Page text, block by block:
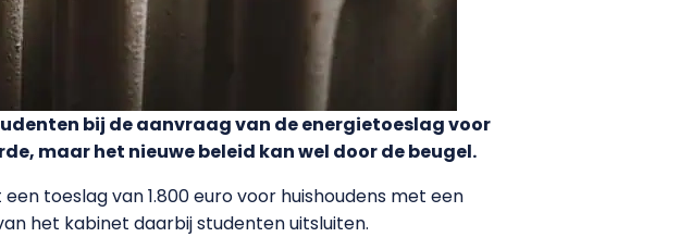
bij de aanvraag van de energietoeslag voor
maar het nieuwe beleid kan wel door de beugel.
toeslag van 1.800 euro voor huishoudens met een
het kabinet daarbij studenten uitsluiten.